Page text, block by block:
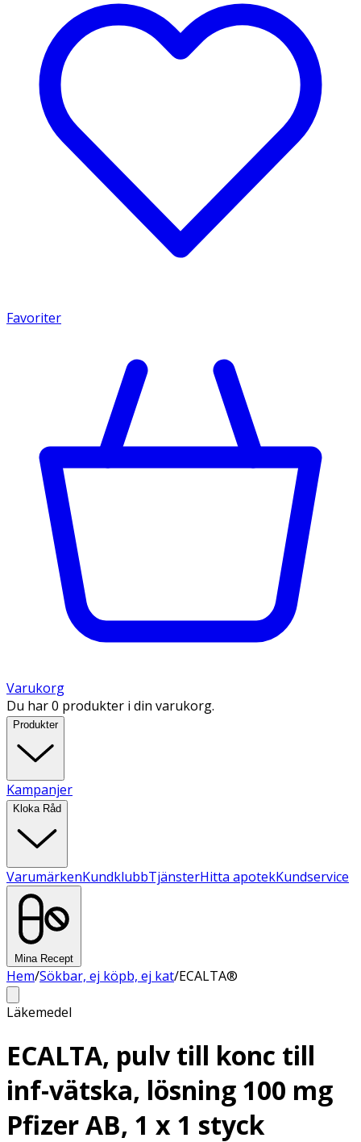
Favoriter
Varukorg
Du har 0 produkter i din varukorg.
Produkter
Kampanjer
Kloka Råd
VarumärkenKundklubbTjänsterHitta apotekKundservice
Mina Recept
Hem/Sökbar, ej köpb, ej kat/ECALTA®
Läkemedel
ECALTA, pulv till konc till
inf-vätska, lösning 100 mg
Pfizer AB, 1 x 1 styck